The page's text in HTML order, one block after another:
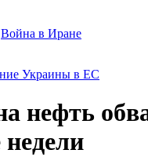
Война в Иране
Украины в ЕС
нефть